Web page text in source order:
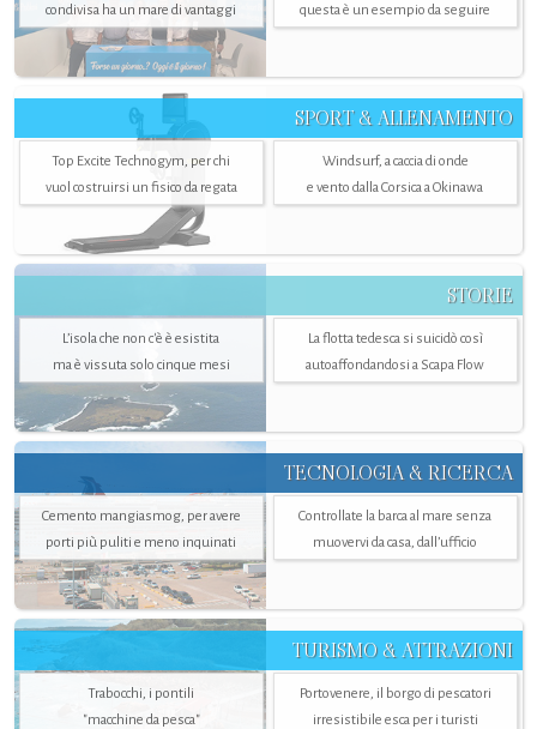
condivisa ha un mare di vantaggi
questa è un esempio da seguire
SPORT & ALLENAMENTO
Top Excite Technogym, per chi
vuol costruirsi un fisico da regata
Windsurf, a caccia di onde
e vento dalla Corsica a Okinawa
STORIE
L’isola che non c'è è esistita
ma è vissuta solo cinque mesi
La flotta tedesca si suicidò così
autoaffondandosi a Scapa Flow
TECNOLOGIA & RICERCA
Cemento mangiasmog, per avere
porti più puliti e meno inquinati
Controllate la barca al mare senza
muovervi da casa, dall’ufficio
TURISMO & ATTRAZIONI
Trabocchi, i pontili
"macchine da pesca"
Portovenere, il borgo di pescatori
irresistibile esca per i turisti